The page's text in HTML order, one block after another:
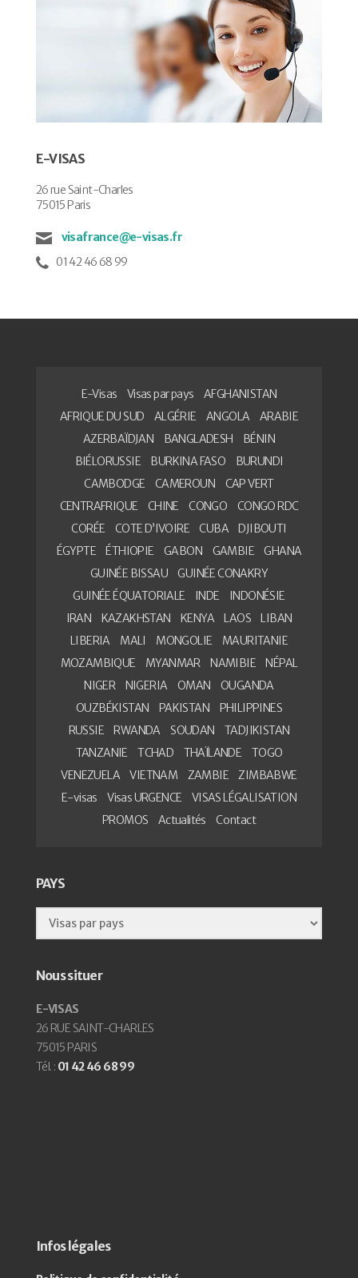
E-VISAS
26 rue Saint-Charles
75015 Paris
visafrance@e-visas.fr
01 42 46 68 99
E-Visas Visas par pays
AFGHANISTAN
AFRIQUE DU SUD
ALGÉRIE ANGOLA
ARABIE
AZERBAÏDJAN
BANGLADESH
BÉNIN
BIÉLORUSSIE
BURKINA FASO
BURUNDI
CAMBODGE
CAMEROUN
CAP VERT
CENTRAFRIQUE
CHINE CONGO
CONGO RDC
CORÉE
COTE D’IVOIRE CUBA
DJIBOUTI
ÉGYPTE
ÉTHIOPIE GABON GAMBIE
GHANA
GUINÉE BISSAU
GUINÉE CONAKRY
GUINÉE ÉQUATORIALE
INDE
INDONÉSIE
IRAN
KAZAKHSTAN KENYA LAOS
LIBAN
LIBERIA
MALI MONGOLIE
MAURITANIE
MOZAMBIQUE
MYANMAR NAMIBIE
NÉPAL
NIGER
NIGERIA OMAN
OUGANDA
OUZBÉKISTAN
PAKISTAN
PHILIPPINES
RUSSIE
RWANDA SOUDAN
TADJIKISTAN
TANZANIE
TCHAD THAÏLANDE
TOGO
VENEZUELA
VIETNAM ZAMBIE
ZIMBABWE
E-visas
Visas URGENCE
VISAS LÉGALISATION
PROMOS
Actualités Contact
PAYS
Nous situer
E-VISAS
26 RUE SAINT-CHARLES
75015 PARIS
Tél. : 01 42 46 68 99
Infos légales